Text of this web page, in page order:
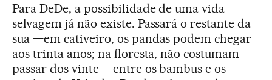
Para DeDe, a possibilidade de uma vida
selvagem já não existe. Passará o restante da
sua —em cativeiro, os pandas podem chegar
aos trinta anos; na floresta, não costumam
passar dos vinte— entre os bambus e os